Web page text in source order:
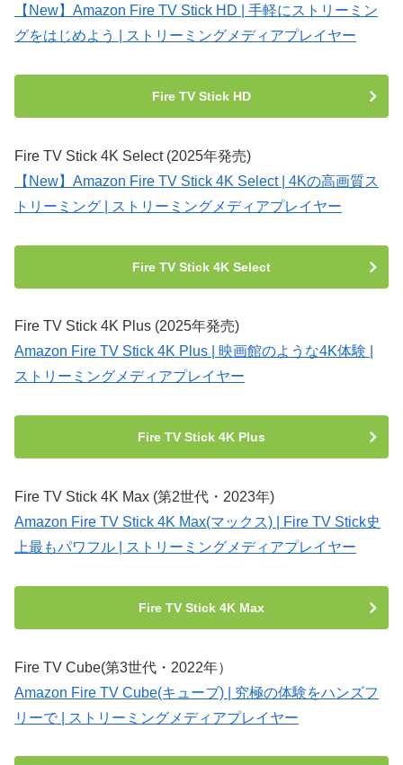
【New】Amazon Fire TV Stick HD | 手軽にストリーミン
グをはじめよう | ストリーミングメディアプレイヤー
Fire TV Stick HD
Fire TV Stick 4K Select (2025年発売)
【New】Amazon Fire TV Stick 4K Select | 4Kの高画質ス
トリーミング | ストリーミングメディアプレイヤー
Fire TV Stick 4K Select
Fire TV Stick 4K Plus (2025年発売)
Amazon Fire TV Stick 4K Plus | 映画館のような4K体験 |
ストリーミングメディアプレイヤー
Fire TV Stick 4K Plus
Fire TV Stick 4K Max (第2世代・2023年)
Amazon Fire TV Stick 4K Max(マックス) | Fire TV Stick史
上最もパワフル | ストリーミングメディアプレイヤー
Fire TV Stick 4K Max
Fire TV Cube(第3世代・2022年）
Amazon Fire TV Cube(キューブ) | 究極の体験をハンズフ
リーで | ストリーミングメディアプレイヤー